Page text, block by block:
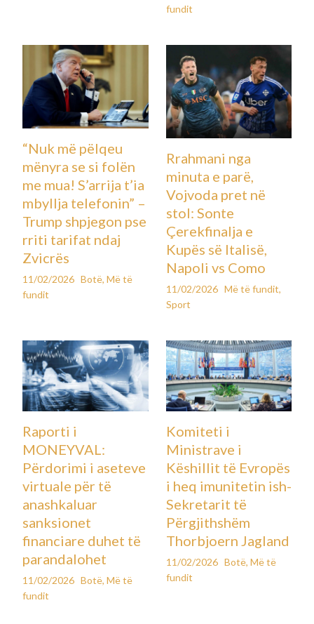
fundit
“Nuk më pëlqeu
mënyra se si folën
me mua! S’arrija t’ia
mbyllja telefonin” –
Trump shpjegon pse
rriti tarifat ndaj
Zvicrës
11/02/2026 Botë,Më të
fundit
Rrahmani nga
minuta e parë,
Vojvoda pret në
stol: Sonte
Çerekfinalja e
Kupës së Italisë,
Napoli vs Como
11/02/2026 Më të fundit,
Sport
Raporti i
MONEYVAL:
Përdorimi i aseteve
virtuale për të
anashkaluar
sanksionet
financiare duhet të
parandalohet
11/02/2026 Botë,Më të
fundit
Komiteti i
Ministrave i
Këshillit të Evropës
i heq imunitetin ish-
Sekretarit të
Përgjithshëm
Thorbjoern Jagland
11/02/2026 Botë, Më të
fundit